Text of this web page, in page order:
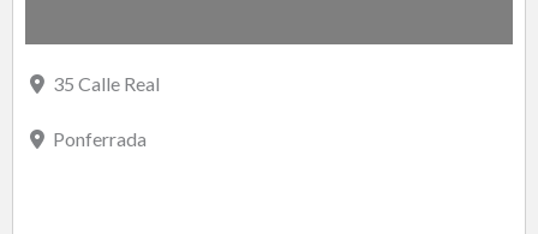
35 Calle Real
Ponferrada